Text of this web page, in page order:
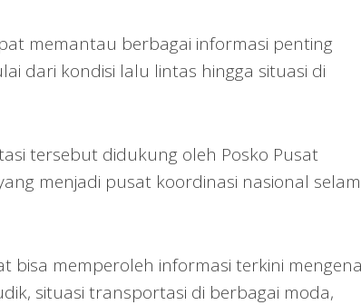
memantau berbagai informasi penting
dari kondisi lalu lintas hingga situasi di
tersebut didukung oleh Posko Pusat
menjadi pusat koordinasi nasional
bisa memperoleh informasi terkini
situasi transportasi di berbagai moda,